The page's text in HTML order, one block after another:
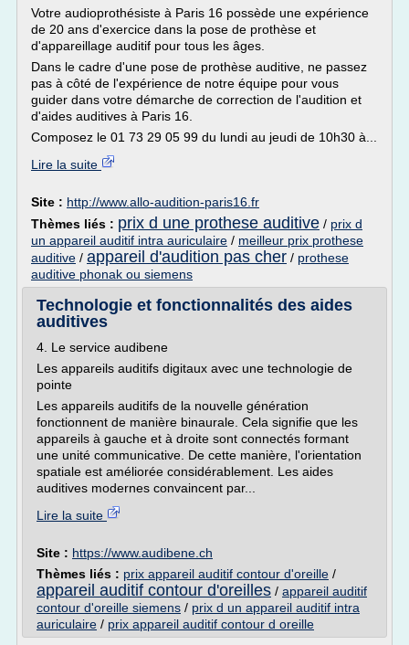
Votre audioprothésiste à Paris 16 possède une expérience
de 20 ans d'exercice dans la pose de prothèse et
d'appareillage auditif pour tous les âges.
Dans le cadre d'une pose de prothèse auditive, ne passez
pas à côté de l'expérience de notre équipe pour vous
guider dans votre démarche de correction de l'audition et
d'aides auditives à Paris 16.
Composez le 01 73 29 05 99 du lundi au jeudi de 10h30 à...
Lire la suite
Site : http://www.allo-audition-paris16.fr
Thèmes liés : prix d une prothese auditive / prix d
un appareil auditif intra auriculaire / meilleur prix prothese
auditive / appareil d'audition pas cher / prothese
auditive phonak ou siemens
Technologie et fonctionnalités des aides
auditives
4. Le service audibene
Les appareils auditifs digitaux avec une technologie de
pointe
Les appareils auditifs de la nouvelle génération
fonctionnent de manière binaurale. Cela signifie que les
appareils à gauche et à droite sont connectés formant
une unité communicative. De cette manière, l'orientation
spatiale est améliorée considérablement. Les aides
auditives modernes convaincent par...
Lire la suite
Site : https://www.audibene.ch
Thèmes liés : prix appareil auditif contour d'oreille /
appareil auditif contour d'oreilles / appareil auditif
contour d'oreille siemens / prix d un appareil auditif intra
auriculaire / prix appareil auditif contour d oreille